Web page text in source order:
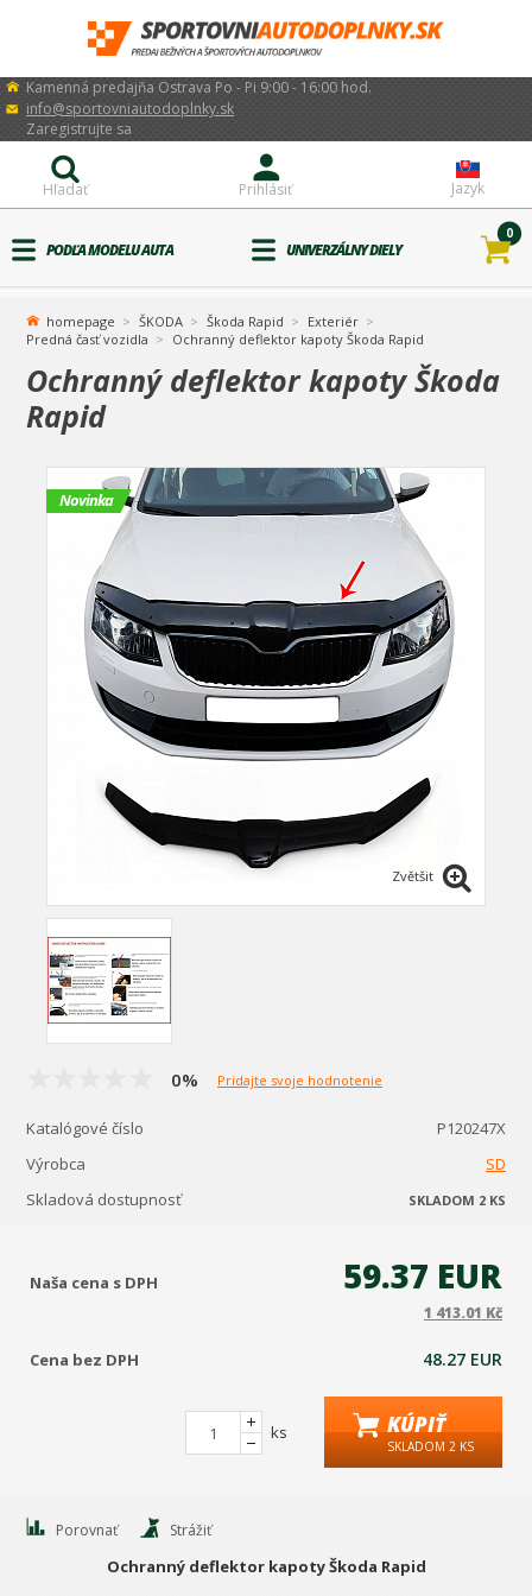
Kamenná predajňa Ostrava Po - Pi 9:00 - 16:00 hod.
info@sportovniautodoplnky.sk
Jazyk
Prihlásiť
Zaregistrujte sa
Hľadať
PODĽA MODELU AUTA UNIVERZÁLNY DIELY
0
homepage ŠKODA Škoda Rapid
Exteriér
Predná časť vozidla
Ochranný deflektor kapoty Škoda Rapid
Ochranný deflektor kapoty Škoda
Rapid
Novinka
Zvětšit
0% Pridajte svoje hodnotenie
Katalógové číslo
P120247X
Výrobca
SD
Skladová dostupnosť
SKLADOM 2 KS
Naša cena s DPH 59.37 EUR
1 413.01 Kč
Cena bez DPH 48.27 EUR
ks KÚPIŤ
SKLADOM 2 KS
Porovnať Strážiť
Ochranný deflektor kapoty Škoda Rapid